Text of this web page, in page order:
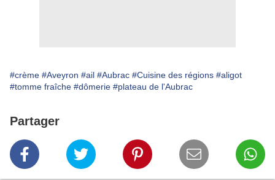
#crème #Aveyron #ail #Aubrac #Cuisine des régions #aligot
#tomme fraîche #dômerie #plateau de l'Aubrac
Partager